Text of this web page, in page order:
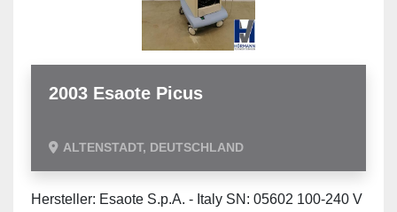
2003 Esaote Picus
ALTENSTADT, DEUTSCHLAND
Hersteller: Esaote S.p.A. - Italy SN: 05602 100-240 V